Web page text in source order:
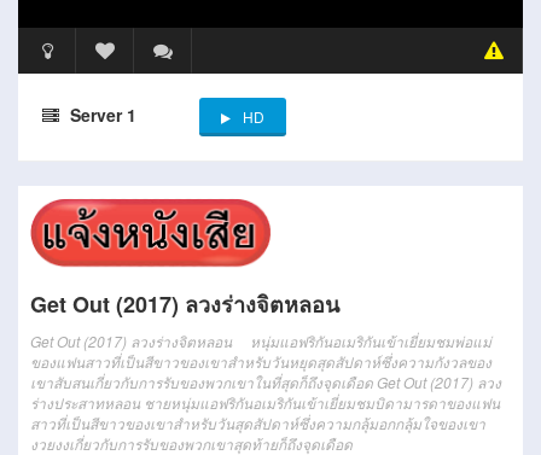
Server 1 HD
Get Out (2017) ลวงร่างจิตหลอน
Get Out (2017) ลวงร่างจิตหลอน หนุ่มแอฟริกันอเมริกันเข้าเยี่ยมชมพ่อแม่
ของแฟนสาวที่เป็นสีขาวของเขาสำหรับวันหยุดสุดสัปดาห์ซึ่งความกังวลของ
เขาสับสนเกี่ยวกับการรับของพวกเขาในที่สุดก็ถึงจุดเดือด Get Out (2017) ลวง
ร่างประสาทหลอน ชายหนุ่มแอฟริกันอเมริกันเข้าเยี่ยมชมบิดามารดาของแฟน
สาวที่เป็นสีขาวของเขาสำหรับวันสุดสัปดาห์ซึ่งความกลุ้มอกกลุ้มใจของเขา
งวยงงเกี่ยวกับการรับของพวกเขาสุดท้ายก็ถึงจุดเดือด